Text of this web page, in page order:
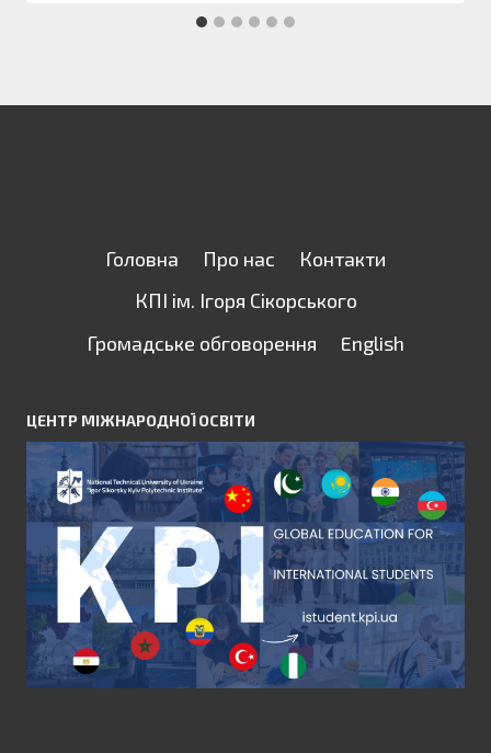
Головна Про нас
Контакти
КПІ ім. Ігоря Сікорського
Громадське обговорення
English
ЦЕНТР МІЖНАРОДНОЇ ОСВІТИ